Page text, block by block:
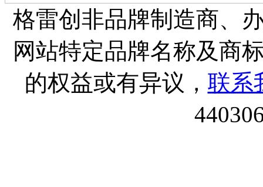
格雷创非品牌制造商、
网站特定品牌名称及商
的权益或有异议， 联系